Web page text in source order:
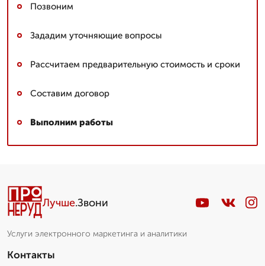
Позвоним
Зададим уточняющие вопросы
Рассчитаем предварительную стоимость и сроки
Составим договор
Выполним работы
Лучше.Звони
Услуги электронного маркетинга и аналитики
Контакты